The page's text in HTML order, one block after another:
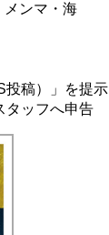
メンマ・海
投稿）」を提示
タッフへ申告